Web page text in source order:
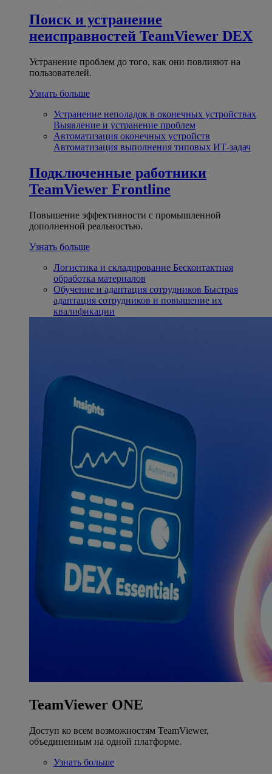
Поиск и устранение
неисправностей TeamViewer DEX
Устранение проблем до того, как они повлияют на
пользователей.
Узнать больше
Устранение неполадок в оконечных устройствах
Выявление и устранение проблем
Автоматизация оконечных устройств
Автоматизация выполнения типовых ИТ-задач
Подключенные работники
TeamViewer Frontline
Повышение эффективности с промышленной
дополненной реальностью.
Узнать больше
Логистика и складирование Бесконтактная
обработка материалов
Обучение и адаптация сотрудников Быстрая
адаптация сотрудников и повышение их
квалификации
TeamViewer ONE
Доступ ко всем возможностям TeamViewer,
объединенным на одной платформе.
Узнать больше